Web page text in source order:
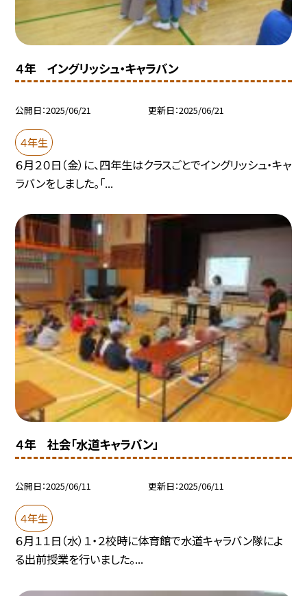
４年 イングリッシュ・キャラバン
公開日 2025/06/21 更新日 2025/06/21
４年生
６月２０日（金）に、四年生はクラスごとでイングリッシュ・キャ
ラバンをしました。「...
４年 社会「水道キャラバン」
公開日 2025/06/11 更新日 2025/06/11
４年生
６月１１日（水）１・２校時に体育館で水道キャラバン隊によ
る出前授業を行いました。...